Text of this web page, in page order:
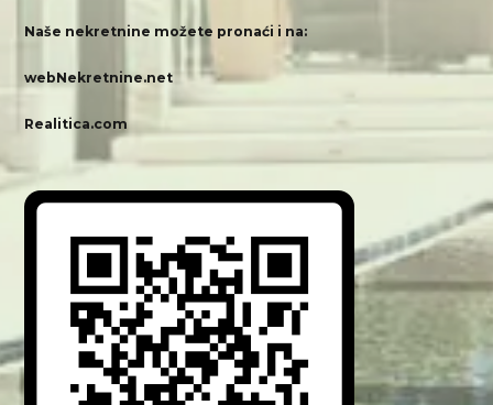
Naše nekretnine možete pronaći i na:
webNekretnine.net
Realitica.com